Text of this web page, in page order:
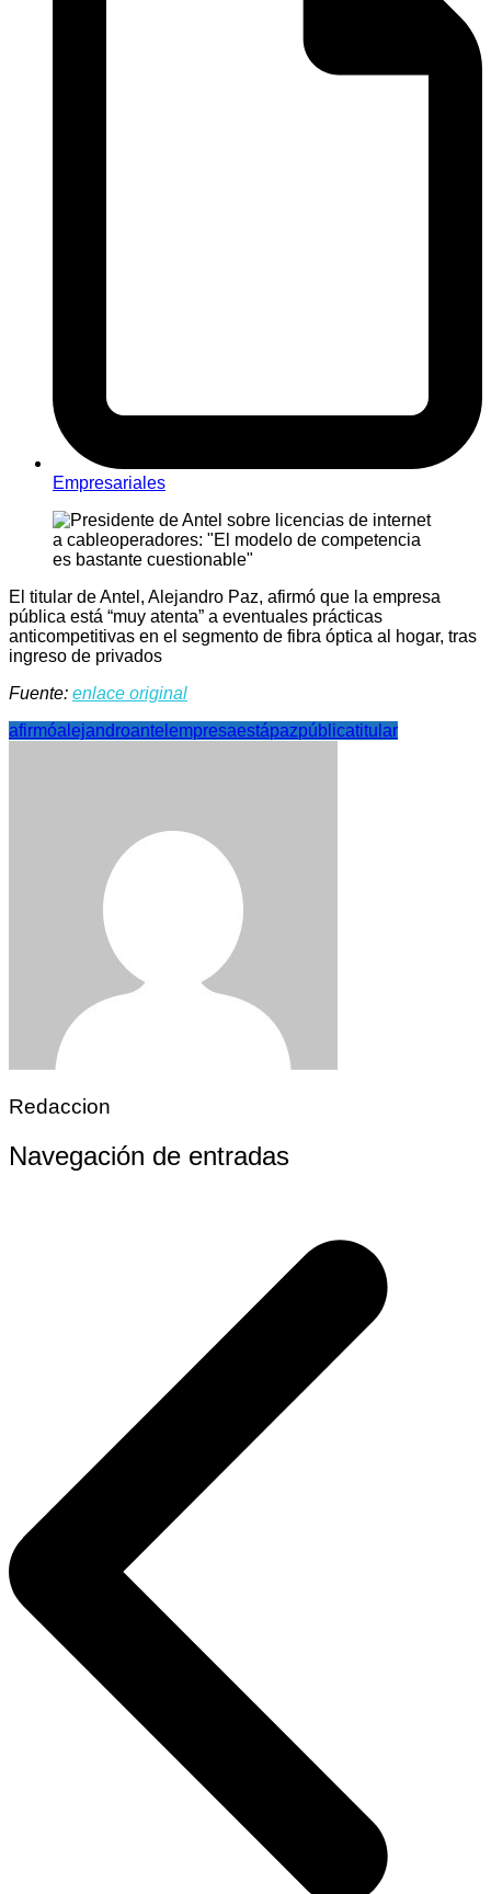
Empresariales
El titular de Antel, Alejandro Paz, afirmó que la empresa
pública está “muy atenta” a eventuales prácticas
anticompetitivas en el segmento de fibra óptica al hogar, tras
ingreso de privados
Fuente: enlace original
afirmóalejandroantel empresaestápazpúblicatitular
Redaccion
Navegación de entradas